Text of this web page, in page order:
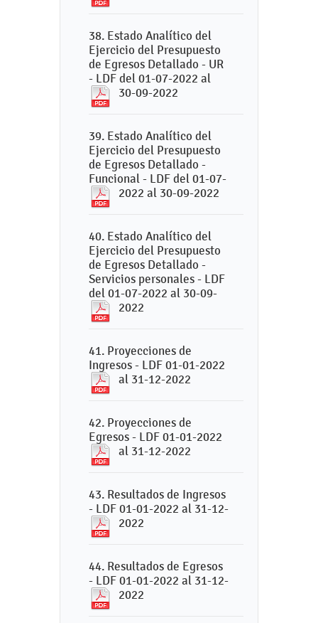
38. Estado Analítico del
Ejercicio del Presupuesto
de Egresos Detallado - UR
- LDF del 01-07-2022 al
30-09-2022
39. Estado Analítico del
Ejercicio del Presupuesto
de Egresos Detallado -
Funcional - LDF del 01-07-
2022 al 30-09-2022
40. Estado Analítico del
Ejercicio del Presupuesto
de Egresos Detallado -
Servicios personales - LDF
del 01-07-2022 al 30-09-
2022
41. Proyecciones de
Ingresos - LDF 01-01-2022
al 31-12-2022
42. Proyecciones de
Egresos - LDF 01-01-2022
al 31-12-2022
43. Resultados de Ingresos
- LDF 01-01-2022 al 31-12-
2022
44. Resultados de Egresos
- LDF 01-01-2022 al 31-12-
2022